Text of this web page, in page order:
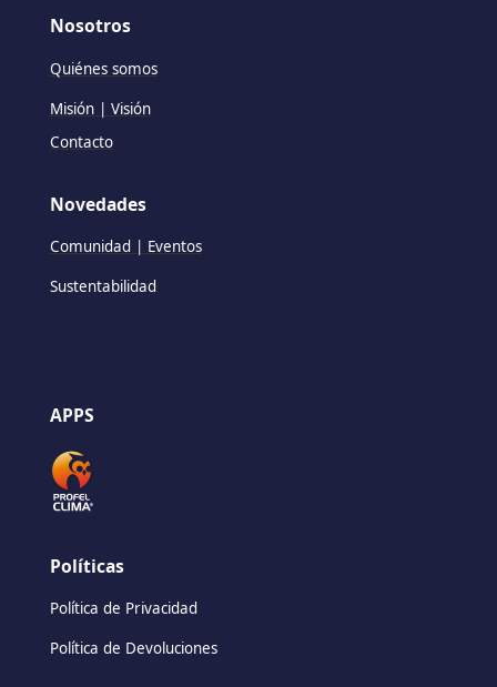
Nosotros
Quiénes somos
Misión | Visión
Contacto
Novedades
Comunidad | Eventos
Sustentabilidad
APPS
Políticas
Política de Privacidad
Política de Devoluciones